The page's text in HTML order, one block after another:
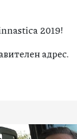
2019!
адрес.